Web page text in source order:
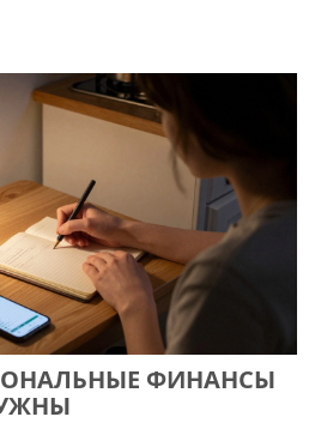
ФИНАНСЫ